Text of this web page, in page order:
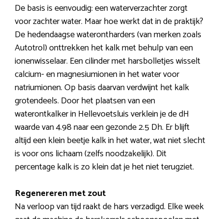
De basis is eenvoudig: een waterverzachter zorgt
voor zachter water. Maar hoe werkt dat in de praktijk?
De hedendaagse waterontharders (van merken zoals
Autotrol) onttrekken het kalk met behulp van een
ionenwisselaar. Een cilinder met harsbolletjes wisselt
calcium- en magnesiumionen in het water voor
natriumionen. Op basis daarvan verdwijnt het kalk
grotendeels. Door het plaatsen van een
waterontkalker in Hellevoetsluis verklein je de dH
waarde van 4.98 naar een gezonde 2.5 Dh. Er blijft
altijd een klein beetje kalk in het water, wat niet slecht
is voor ons lichaam (zelfs noodzakelijk). Dit
percentage kalk is zo klein dat je het niet terugziet.
Regenereren met zout
Na verloop van tijd raakt de hars verzadigd. Elke week